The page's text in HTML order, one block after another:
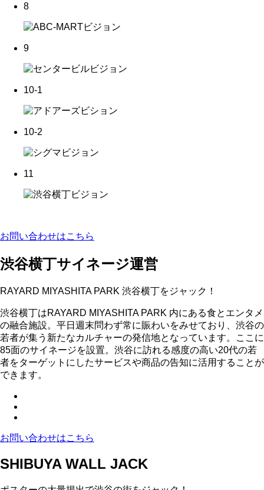
8
9
10-1
10-2
11
お問い合わせはこちら
渋谷横丁サイネージ運営
RAYARD MIYASHITA PARK 渋谷横丁をジャック！
渋谷横丁はRAYARD MIYASHITA PARK 内にある食とエンタメ
の融合施設。平日週末問わず常に賑わいをみせており、渋谷の
若者が集う新たなカルチャーの発信地となっています。ここに
85面のサイネージを設置。渋谷に訪れる感度の高い20代の若
者をターゲットにしたサービスや商品の告知に活用することが
できます。
お問い合わせはこちら
SHIBUYA WALL JACK